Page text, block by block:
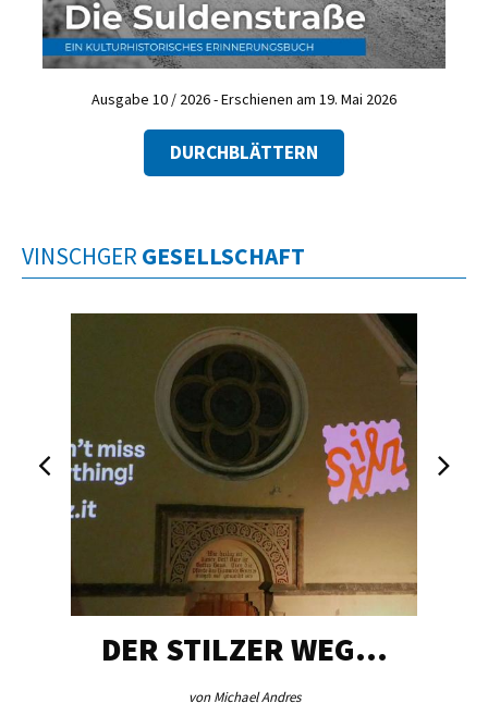
Ausgabe 10 / 2026 - Erschienen am 19. Mai 2026
DURCHBLÄTTERN
VINSCHGER GESELLSCHAFT
DER STILZER WEG…
von Michael Andres